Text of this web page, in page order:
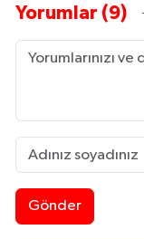
Yorumlar (9)
Gönder